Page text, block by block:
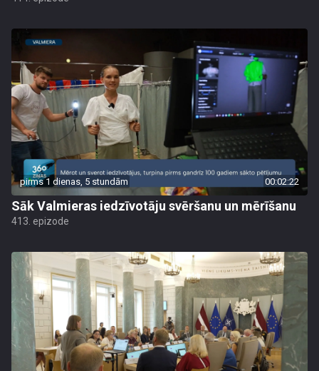
pirms 1 dienas, 5 stundām 00:02:22
Sāk Valmieras iedzīvotāju svēršanu un mērīšanu
413. epizode